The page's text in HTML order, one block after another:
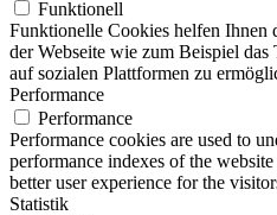
Funktionell
Funktionelle Cookies helfen Ihnen
der Webseite wie zum Beispiel
auf sozialen Plattformen zu
Performance
Performance
Performance cookies are used to
performance indexes of the
better user experience for the
Statistik